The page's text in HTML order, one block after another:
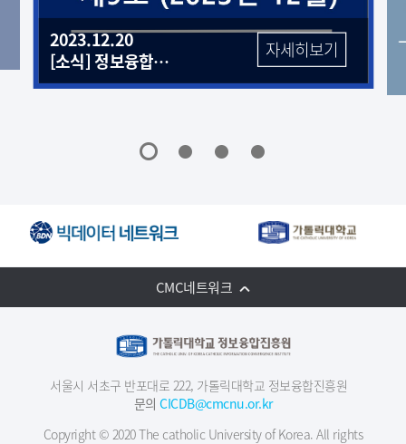
2023.12.20
[소식] 정보융합진흥원 뉴스레터 9호
자세히보기
CMC네트워크
서울시 서초구 반포대로 222, 가톨릭대학교 정보융합진흥원
문의 CICDB@cmcnu.or.kr
Copyright © 2020 The catholic University of Korea. All rights